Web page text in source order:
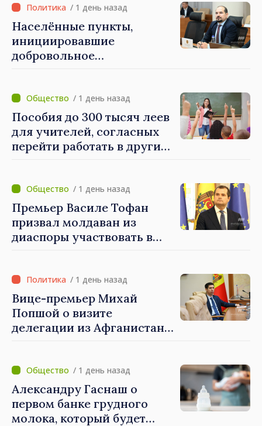
осуществлённые
тираспольскими властями
в восточных районах»
/ 1 день назад
Населённые пункты,
инициировавшие
добровольное
процедуры в течение
августа
/ 1 день назад
Пособия до 300 тысяч леев
для учителей, согласных
перейти работать в другие
учреждений/ 1 день назад
Премьер Василе Тофан
призвал молдаван из
диаспоры участвовать в
Молдова / 1 день назад
Вице-премьер Михай
Попшой о визите
делегации из Афганистана:
Нарушений
законодательных норм
выявлено не было»
/ 1 день назад
Александру Гаснаш о
первом банке грудного
молока, который будет